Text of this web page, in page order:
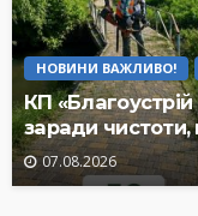
НОВИНИ ВАЖЛИВО!
КП
заради
07.08.2026